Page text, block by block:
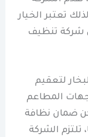
تعتبر الخيار
شركة تنظيف
لتعقيم
المطاعم
ضمان نظافة
تلتزم الشركة